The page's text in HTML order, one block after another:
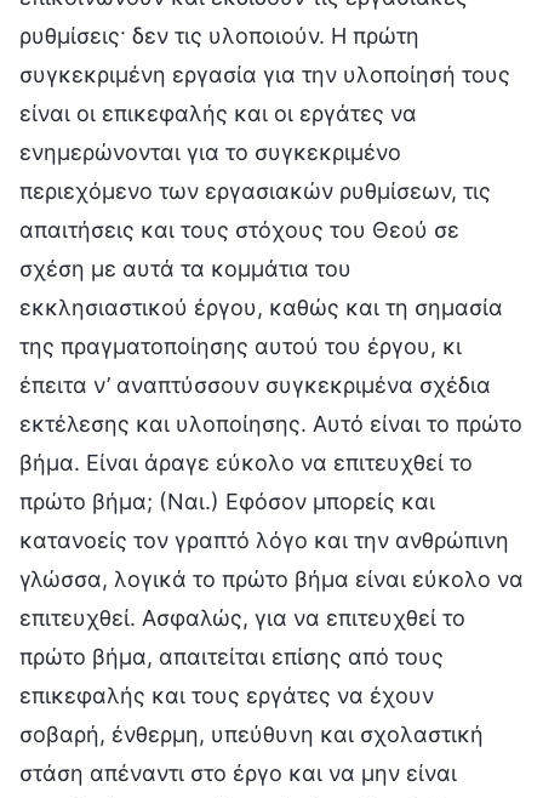
ρυθμίσεις· δεν τις υλοποιούν. Η πρώτη
συγκεκριμένη εργασία για την υλοποίησή τους
είναι οι επικεφαλής και οι εργάτες να
ενημερώνονται για το συγκεκριμένο
περιεχόμενο των εργασιακών ρυθμίσεων, τις
απαιτήσεις και τους στόχους του Θεού σε
σχέση με αυτά τα κομμάτια του
εκκλησιαστικού έργου, καθώς και τη σημασία
της πραγματοποίησης αυτού του έργου, κι
έπειτα ν’ αναπτύσσουν συγκεκριμένα σχέδια
εκτέλεσης και υλοποίησης. Αυτό είναι το πρώτο
βήμα. Είναι άραγε εύκολο να επιτευχθεί το
πρώτο βήμα; (Ναι.) Εφόσον μπορείς και
κατανοείς τον γραπτό λόγο και την ανθρώπινη
γλώσσα, λογικά το πρώτο βήμα είναι εύκολο να
επιτευχθεί. Ασφαλώς, για να επιτευχθεί το
πρώτο βήμα, απαιτείται επίσης από τους
επικεφαλής και τους εργάτες να έχουν
σοβαρή, ένθερμη, υπεύθυνη και σχολαστική
στάση απέναντι στο έργο και να μην είναι